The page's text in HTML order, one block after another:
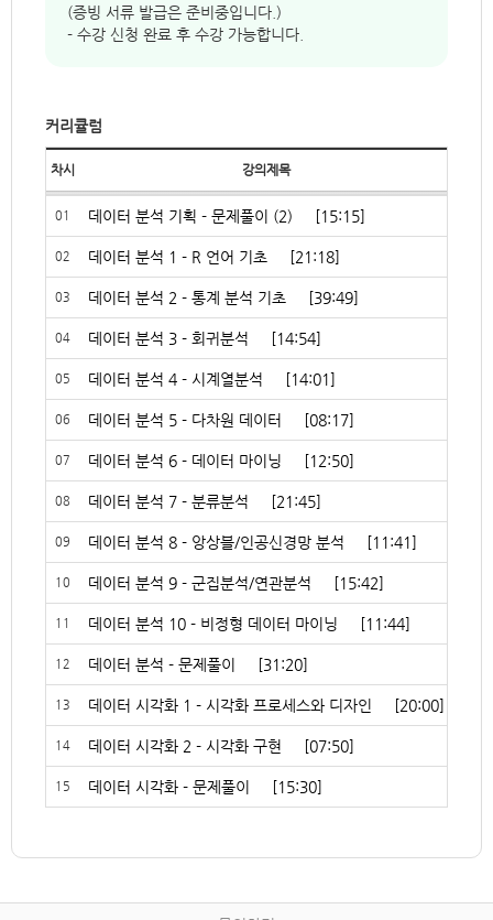
(증빙 서류 발급은 준비중입니다.)
- 수강 신청 완료 후 수강 가능합니다.
커리큘럼
차시 강의제목
01 데이터 분석 기획 - 문제풀이 (2) [15:15]
02 데이터 분석 1 - R 언어 기초 [21:18]
03 데이터 분석 2 - 통계 분석 기초 [39:49]
04 데이터 분석 3 - 회귀분석 [14:54]
05 데이터 분석 4 - 시계열분석 [14:01]
06 데이터 분석 5 - 다차원 데이터 [08:17]
07 데이터 분석 6 - 데이터 마이닝 [12:50]
08 데이터 분석 7 - 분류분석 [21:45]
09 데이터 분석 8 - 앙상블/인공신경망 분석 [11:41]
10 데이터 분석 9 - 군집분석/연관분석 [15:42]
11 데이터 분석 10 - 비정형 데이터 마이닝 [11:44]
12 데이터 분석 - 문제풀이 [31:20]
13 데이터 시각화 1 - 시각화 프로세스와 디자인 [20:00]
14 데이터 시각화 2 - 시각화 구현 [07:50]
15 데이터 시각화 - 문제풀이 [15:30]